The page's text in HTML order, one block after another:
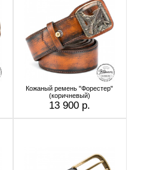
Кожаный ремень "Форестер"
(коричневый)
13 900 р.